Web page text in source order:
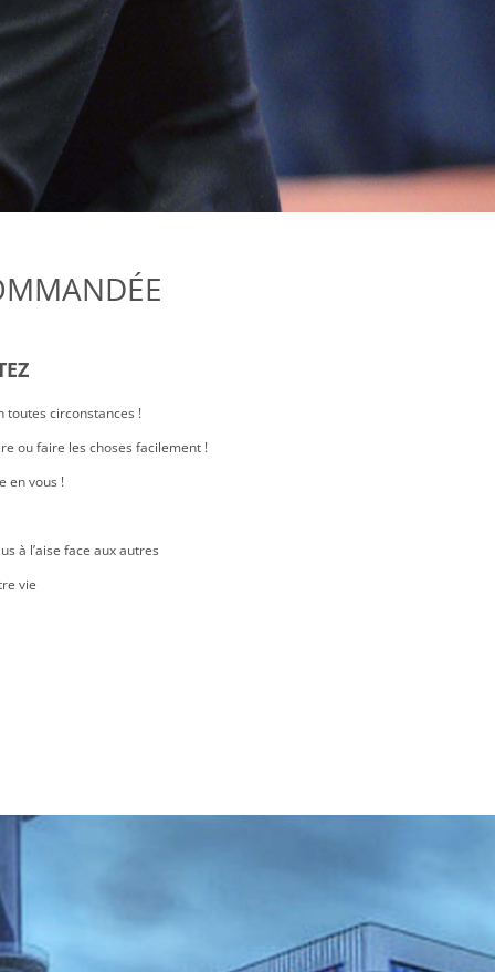
toutes circonstances !
ou faire les choses facilement !
en vous !
à l’aise face aux autres
vie